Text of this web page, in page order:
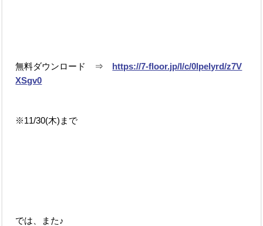
無料ダウンロード ⇒ https://7-floor.jp/l/c/0lpelyrd/z7V
XSgv0
※11/30(木)まで
では、また♪